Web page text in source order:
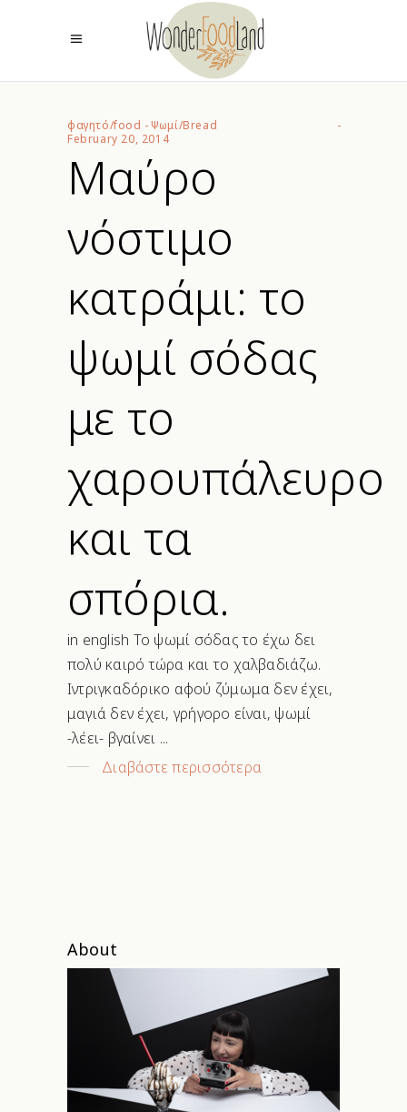
φαγητό/food - Ψωμί/Bread
February 20, 2014
Μαύρο
νόστιμο
κατράμι: το
ψωμί σόδας
με το
χαρουπάλευρο
και τα
σπόρια.
in english Το ψωμί σόδας το έχω δει
πολύ καιρό τώρα και το χαλβαδιάζω.
Ιντριγκαδόρικο αφού ζύμωμα δεν έχει,
μαγιά δεν έχει, γρήγορο είναι, ψωμί
-λέει- βγαίνει
Διαβάστε περισσότερα
About